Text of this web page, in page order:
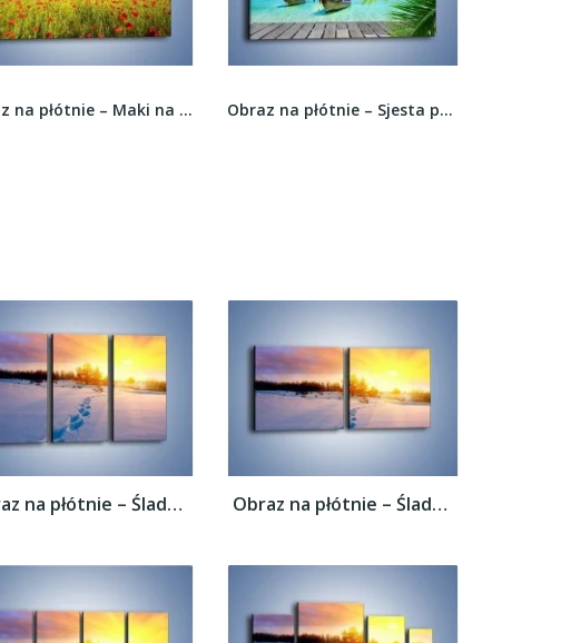
Obraz na płótnie – Maki na słońcu –... Obraz na płótnie – Sjesta przy pomoście –...
Obraz na płótnie – Ślady na śnieżnym puchu... Obraz na płótnie – Ślady na śnieżnym puchu...